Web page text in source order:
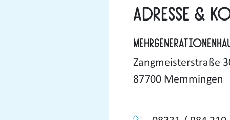
Adresse &
Zangmeisterstraße
87700 Memmingen